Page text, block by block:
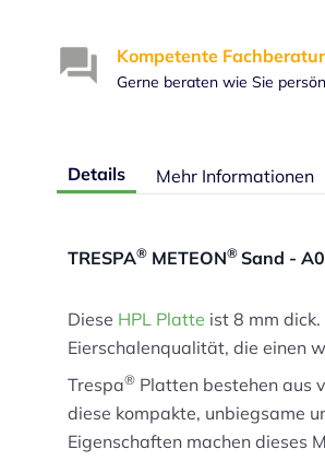
Kompetente
Gerne beraten wie Sie
Details
TRESPA® METEON® Sand -
Diese HPL Platte ist 8 mm
Eierschalenqualität, die einen
Trespa® Platten bestehen aus
diese kompakte, unbiegsame
Eigenschaften machen dieses
Mehr Informationen